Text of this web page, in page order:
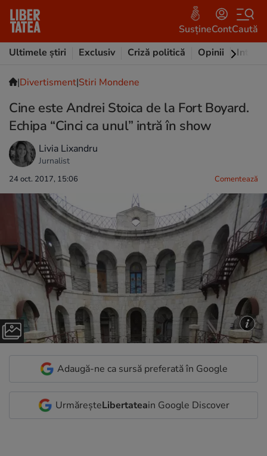
SusțineContCaută
Ultimele știri
Exclusiv Criză politică Opinii
|Divertisment|Stiri Mondene
Cine este Andrei Stoica de la Fort Boyard.
Echipa “Cinci ca unul” intră în show
Livia Lixandru
Jurnalist
24 oct. 2017, 15:06 Comentează
Adaugă-ne ca sursă preferată în Google
UrmăreșteLibertateain Google Discover